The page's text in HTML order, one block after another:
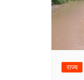
राज्य